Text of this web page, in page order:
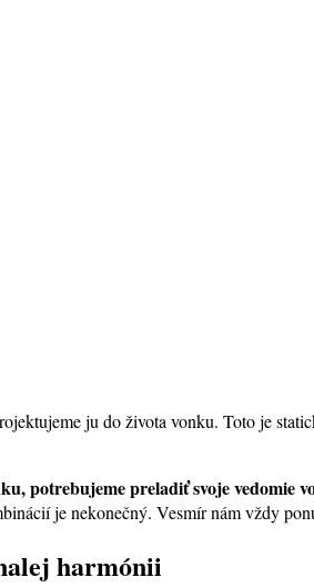
ju do života vonku. Toto je
potrebujeme preladiť svoje vedomie
je nekonečný. Vesmír nám vždy
harmónii